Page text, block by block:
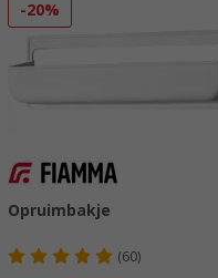
-20%
Opruimbakje
(60)